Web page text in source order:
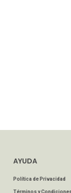
AYUDA
Política de Privacidad
Términos y